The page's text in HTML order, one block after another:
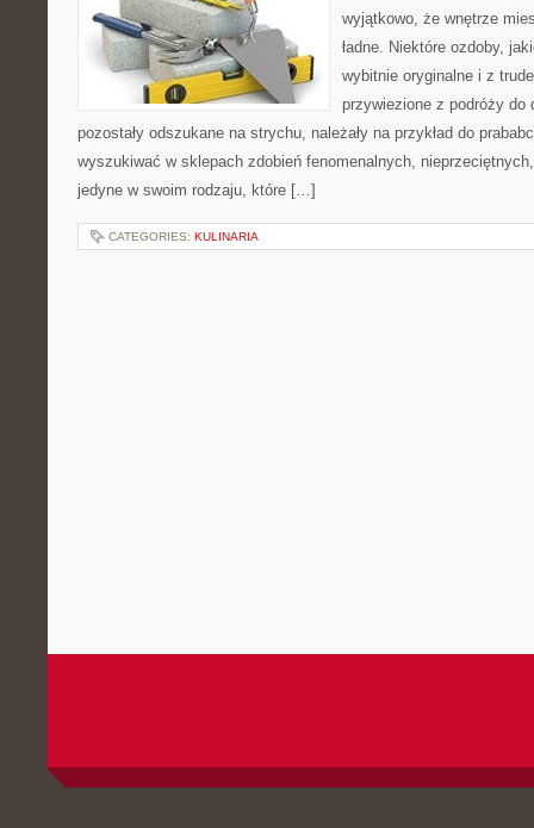
wyjątkowo, że wnętrze
ładne. Niektóre ozdoby,
wybitnie oryginalne i z
przywiezione z podróży do
pozostały odszukane na strychu, należały na przykład do
wyszukiwać w sklepach zdobień fenomenalnych,
jedyne w swoim rodzaju, które […]
CATEGORIES: KULINARIA